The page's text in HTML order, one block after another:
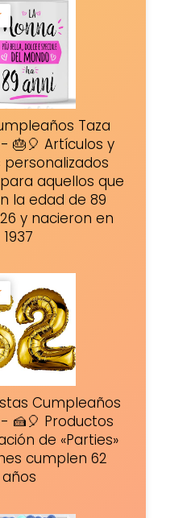
Taza
- 🎂🎈 Artículos y
aquellos que
la edad de 89
y nacieron en
1937
Cumpleaños
- 🍰🎈 Productos
de «Parties»
cumplen 62
años